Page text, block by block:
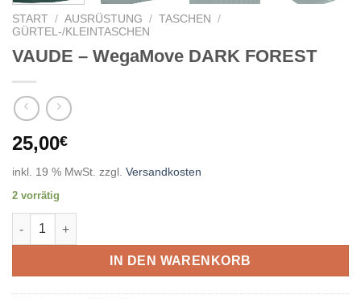
START / AUSRÜSTUNG / TASCHEN
/
GÜRTEL-/KLEINTASCHEN
VAUDE – WegaMove DARK FOREST
25,00€
inkl. 19 % MwSt. zzgl. Versandkosten
2 vorrätig
VAUDE - WegaMove DARK FOREST Menge
IN DEN WARENKORB